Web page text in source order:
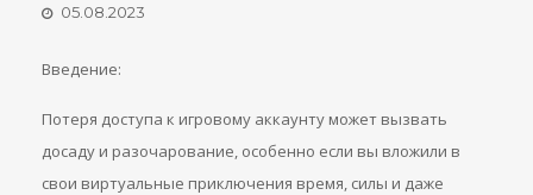
05.08.2023
Введение:
Потеря доступа к игровому аккаунту может вызвать
досаду и разочарование, особенно если вы вложили в
свои виртуальные приключения время, силы и даже